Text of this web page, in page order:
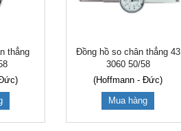
thẳng
Đồng hồ so chân thẳng 43
3060 50/58
(Hoffmann - Đức)
Mua hàng